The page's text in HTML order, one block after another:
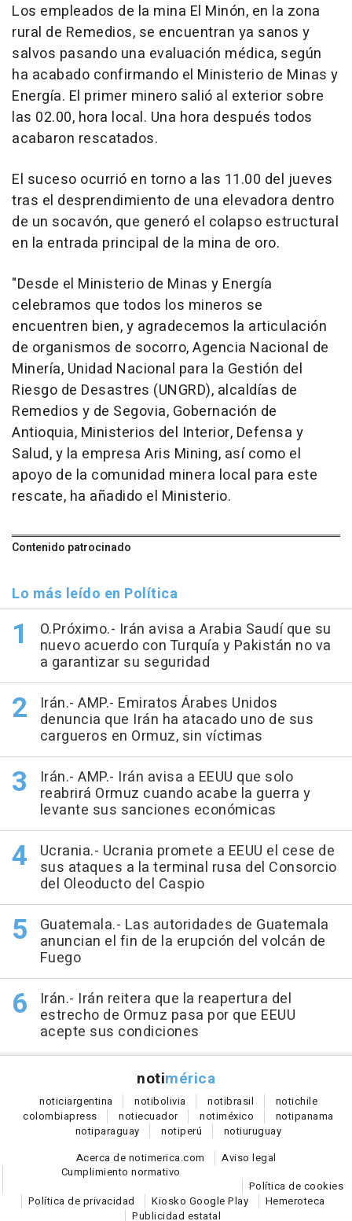
Los empleados de la mina El Minón, en la zona
rural de Remedios, se encuentran ya sanos y
salvos pasando una evaluación médica, según
ha acabado confirmando el Ministerio de Minas y
Energía. El primer minero salió al exterior sobre
las 02.00, hora local. Una hora después todos
acabaron rescatados.
El suceso ocurrió en torno a las 11.00 del jueves
tras el desprendimiento de una elevadora dentro
de un socavón, que generó el colapso estructural
en la entrada principal de la mina de oro.
"Desde el Ministerio de Minas y Energía
celebramos que todos los mineros se
encuentren bien, y agradecemos la articulación
de organismos de socorro, Agencia Nacional de
Minería, Unidad Nacional para la Gestión del
Riesgo de Desastres (UNGRD), alcaldías de
Remedios y de Segovia, Gobernación de
Antioquia, Ministerios del Interior, Defensa y
Salud, y la empresa Aris Mining, así como el
apoyo de la comunidad minera local para este
rescate, ha añadido el Ministerio.
Contenido patrocinado
Lo más leído en Política
O.Próximo.- Irán avisa a Arabia Saudí que su
nuevo acuerdo con Turquía y Pakistán no va
a garantizar su seguridad
Irán.- AMP.- Emiratos Árabes Unidos
denuncia que Irán ha atacado uno de sus
cargueros en Ormuz, sin víctimas
Irán.- AMP.- Irán avisa a EEUU que solo
reabrirá Ormuz cuando acabe la guerra y
levante sus sanciones económicas
Ucrania.- Ucrania promete a EEUU el cese de
sus ataques a la terminal rusa del Consorcio
del Oleoducto del Caspio
Guatemala.- Las autoridades de Guatemala
anuncian el fin de la erupción del volcán de
Fuego
Irán.- Irán reitera que la reapertura del
estrecho de Ormuz pasa por que EEUU
acepte sus condiciones
notimérica
noticiargentina notibolivia notibrasil notichile
colombiapress notiecuador notiméxico notipanama
notiparaguay notiperú notiuruguay
Acerca de notimerica.com
Aviso legal
Cumplimiento normativo
Política de cookies
Política de privacidad
Kiosko Google Play
Hemeroteca
Publicidad estatal